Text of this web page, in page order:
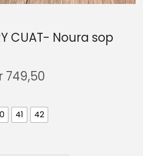
CUAT- Noura sop
749,50
41 42